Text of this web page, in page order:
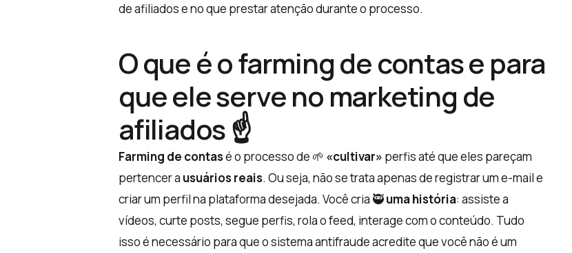
de afiliados e no que prestar atenção durante o processo.
O que é o farming de contas e para
que ele serve no marketing de
afiliados ☝️
Farming de contasé o processo de 🌱 «cultivar» perfis até que eles pareçam
pertencer a usuários reais. Ou seja, não se trata apenas de registrar um e-mail e
criar um perfil na plataforma desejada. Você cria 🥷uma história: assiste a
vídeos, curte posts, segue perfis, rola o feed, interage com o conteúdo. Tudo
isso é necessário para que o sistema antifraude acredite que você não é um